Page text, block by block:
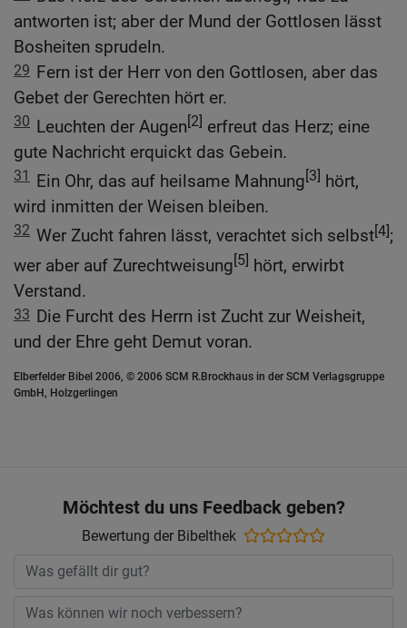
antworten ist; aber der Mund der Gottlosen lässt
Bosheiten sprudeln.
29 Fern ist der Herr von den Gottlosen, aber das
Gebet der Gerechten hört er.
30 Leuchten der Augen[2] erfreut das Herz; eine
gute Nachricht erquickt das Gebein.
31 Ein Ohr, das auf heilsame Mahnung[3] hört,
wird inmitten der Weisen bleiben.
32 Wer Zucht fahren lässt, verachtet sich selbst[4];
wer aber auf Zurechtweisung[5] hört, erwirbt
Verstand.
33 Die Furcht des Herrn ist Zucht zur Weisheit,
und der Ehre geht Demut voran.
Elberfelder Bibel 2006, © 2006 SCM R.Brockhaus in der SCM Verlagsgruppe
GmbH, Holzgerlingen
Möchtest du uns Feedback geben?
Bewertung der Bibelthek